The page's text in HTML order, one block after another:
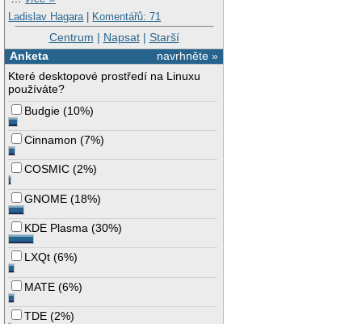
Ladislav Hagara | Komentářů: 71
Centrum | Napsat| Starší
navrhněte »
Anketa
Které desktopové prostředí na Linuxu
používáte?
Budgie (10%)
Cinnamon (7%)
COSMIC (2%)
GNOME (18%)
KDE Plasma (30%)
LXQt (6%)
MATE (6%)
TDE (2%)